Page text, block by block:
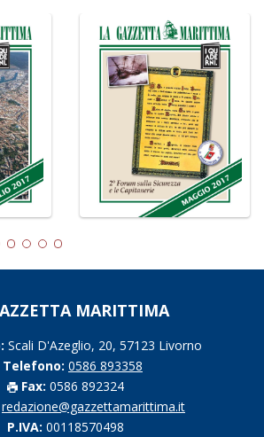
MARITTIMA
Scali D'Azeglio, 20, 57123 Livorno
Telefono: 0586 893358
Fax: 0586 892324
redazione@gazzettamarittima.it
P.IVA: 00118570498